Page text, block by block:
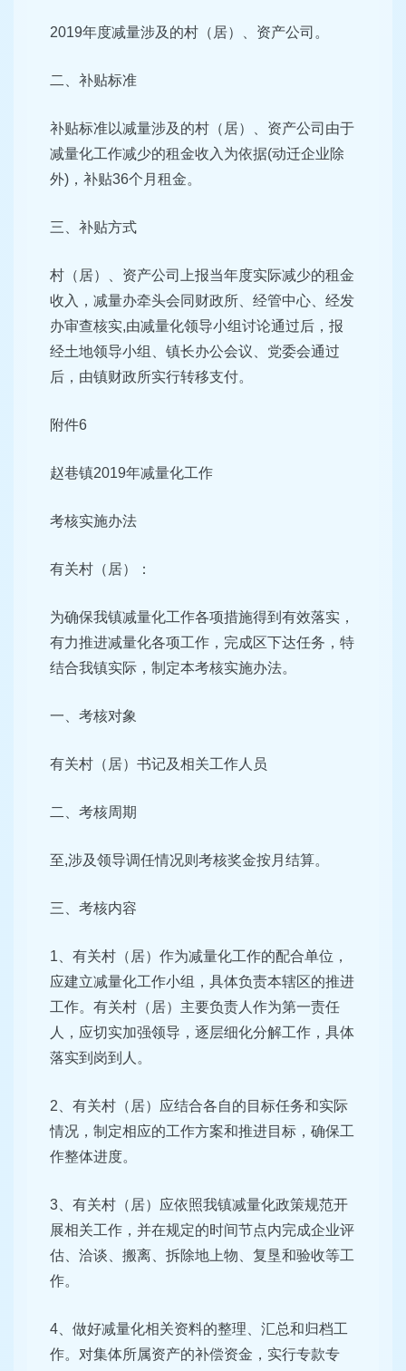
2019年度减量涉及的村（居）、资产公司。
二、补贴标准
补贴标准以减量涉及的村（居）、资产公司由于
减量化工作减少的租金收入为依据(动迁企业除
外)，补贴36个月租金。
三、补贴方式
村（居）、资产公司上报当年度实际减少的租金
收入，减量办牵头会同财政所、经管中心、经发
办审查核实,由减量化领导小组讨论通过后，报
经土地领导小组、镇长办公会议、党委会通过
后，由镇财政所实行转移支付。
附件6
赵巷镇2019年减量化工作
考核实施办法
有关村（居）：
为确保我镇减量化工作各项措施得到有效落实，
有力推进减量化各项工作，完成区下达任务，特
结合我镇实际，制定本考核实施办法。
一、考核对象
有关村（居）书记及相关工作人员
二、考核周期
至,涉及领导调任情况则考核奖金按月结算。
三、考核内容
1、有关村（居）作为减量化工作的配合单位，
应建立减量化工作小组，具体负责本辖区的推进
工作。有关村（居）主要负责人作为第一责任
人，应切实加强领导，逐层细化分解工作，具体
落实到岗到人。
2、有关村（居）应结合各自的目标任务和实际
情况，制定相应的工作方案和推进目标，确保工
作整体进度。
3、有关村（居）应依照我镇减量化政策规范开
展相关工作，并在规定的时间节点内完成企业评
估、洽谈、搬离、拆除地上物、复垦和验收等工
作。
4、做好减量化相关资料的整理、汇总和归档工
作。对集体所属资产的补偿资金，实行专款专